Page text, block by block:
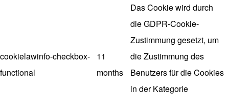
cookielawinfo-checkbox-
functional
11
months
Das Cookie wird durch
die GDPR-Cookie-
Zustimmung gesetzt, um
die Zustimmung des
Benutzers für die Cookies
in der Kategorie